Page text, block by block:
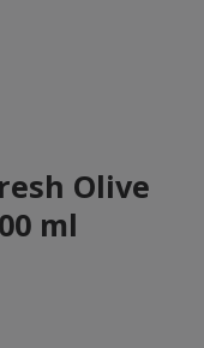
Olive
ml